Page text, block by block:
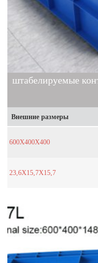
Внешние размеры
600X400X400
23,6X15,7X15,7